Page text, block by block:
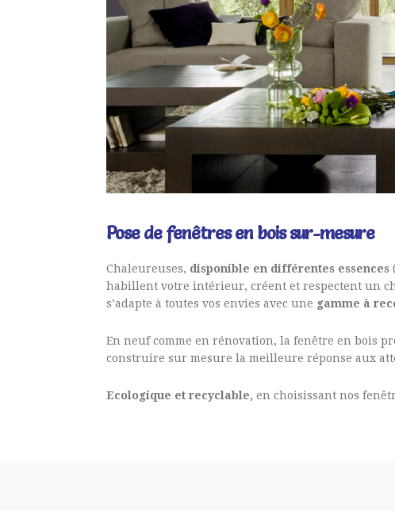
Pose de fenêtres en bois sur-mesure
Chaleureuses, disponible en différentes essences
habillent votre intérieur, créent et respectent un
s’adapte à toutes vos envies avec une gamme à
En neuf comme en rénovation, la fenêtre en bois
construire sur mesure la meilleure réponse aux
Ecologique et recyclable, en choisissant nos